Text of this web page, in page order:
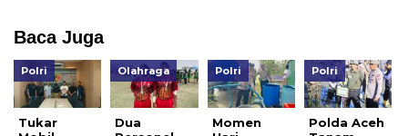
Baca Juga
Polri
Tukar
Olahraga
Dua
Polri
Momen
Polri
Polda Aceh